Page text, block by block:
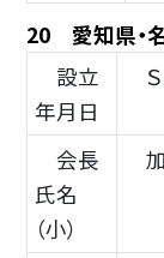
20 愛知県・
設立
年月日
Ｓ
会長
氏名
（小）